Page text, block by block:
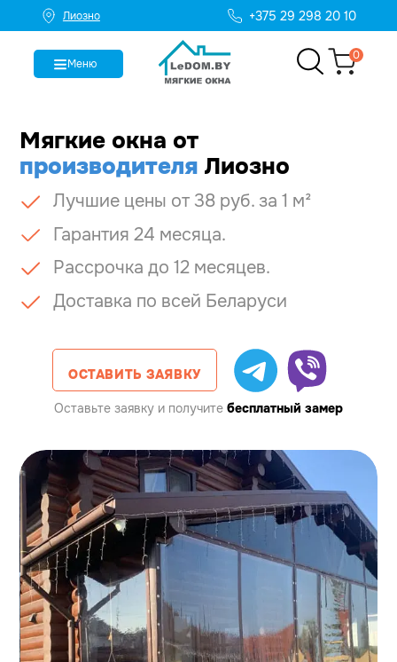
Лиозно +375 29 298 20 10
Меню
0
Мягкие окна от
производителя Лиозно
Лучшие цены от 38 руб. за 1 м²
Гарантия 24 месяца.
Рассрочка до 12 месяцев.
Доставка по всей Беларуси
ОСТАВИТЬ ЗАЯВКУ
Оставьте заявку и получите бесплатный замер